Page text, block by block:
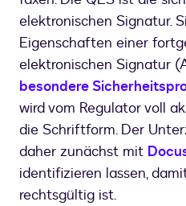
elektronischen Signatur.
Eigenschaften einer
elektronischen Signatur
besondere
wird vom Regulator voll
die Schriftform. Der
daher zunächst mit
identifizieren lassen,
rechtsgültig ist.